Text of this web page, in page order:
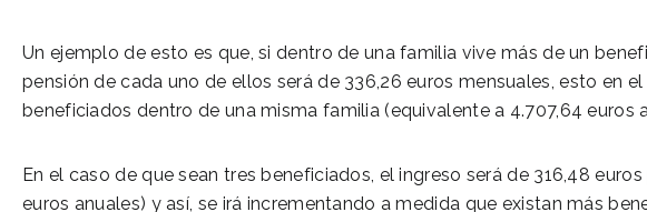
Un ejemplo de esto es que, si dentro de una familia vive más de un
pensión de cada uno de ellos será de 336,26 euros mensuales, esto en
beneficiados dentro de una misma familia (equivalente a 4.707,64 euros
En el caso de que sean tres beneficiados, el ingreso será de 316,48
euros anuales) y así, se irá incrementando a medida que existan más